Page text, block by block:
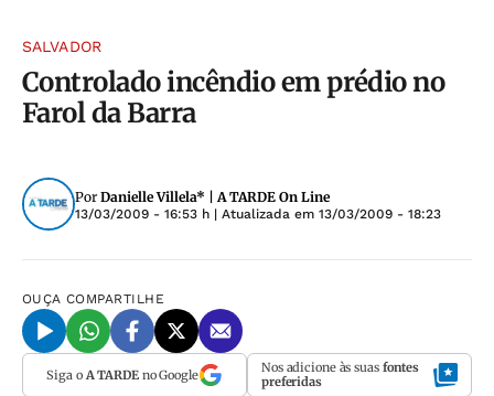
SALVADOR
Controlado incêndio em prédio no
Farol da Barra
Por Danielle Villela* | A TARDE On Line
13/03/2009 - 16:53 h | Atualizada em 13/03/2009 - 18:23
OUÇA COMPARTILHE
Siga o A TARDEno Google Nos adicione às suas fontes
preferidas